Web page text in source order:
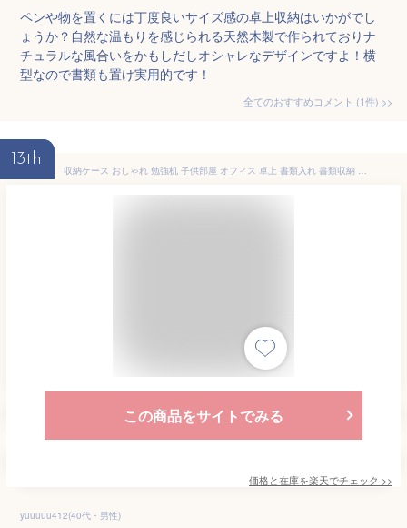
ペンや物を置くには丁度良いサイズ感の卓上収納はいかがでし
ょうか？自然な温もりを感じられる天然木製で作られておりナ
チュラルな風合いをかもしだしオシャレなデザインですよ！横
型なので書類も置け実用的です！
全てのおすすめコメント (1件) >
13th
収納ケース おしゃれ 勉強机 子供部屋 オフィス 卓上 書類入れ 書類収納 デスク収納 RISUスタックシステムケース レギュラーM 収納ボックス 北欧 チェスト 収納 引き出し 引出 小物入れ プラスチック A4 ホワイト系 白 アイボリー ブルー キッズ
この商品をサイトでみる
価格と在庫を楽天でチェック >>
yuuuuu412(40代・男性)